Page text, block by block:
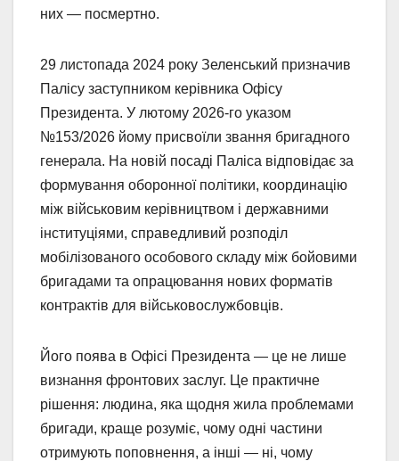
них — посмертно.
29 листопада 2024 року Зеленський призначив
Палісу заступником керівника Офісу
Президента. У лютому 2026-го указом
№153/2026 йому присвоїли звання бригадного
генерала. На новій посаді Паліса відповідає за
формування оборонної політики, координацію
між військовим керівництвом і державними
інституціями, справедливий розподіл
мобілізованого особового складу між бойовими
бригадами та опрацювання нових форматів
контрактів для військовослужбовців.
Його поява в Офісі Президента — це не лише
визнання фронтових заслуг. Це практичне
рішення: людина, яка щодня жила проблемами
бригади, краще розуміє, чому одні частини
отримують поповнення, а інші — ні, чому